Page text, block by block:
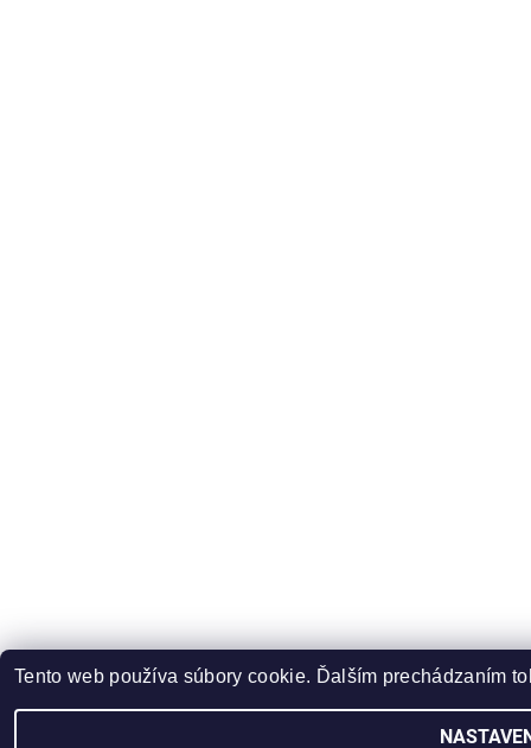
Tento web používa súbory cookie. Ďalším prechádzaním